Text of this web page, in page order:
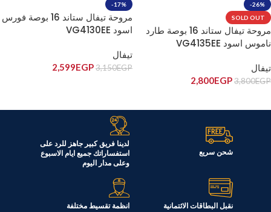
-26%
SOLD OUT
مروحة تيفال ستاند 16 بوصة طارد
ناموس اسود VG4135EE
تيفال
3,800EGP
2,800EGP
-17%
مروحة تيفال ستاند 16 بوصة فورس
اسود VG4130EE
تيفال
3,150EGP
2,599EGP
شحن سريع
لدينا فريق كبير جاهز للرد على
استفساراتك جميع ايام الاسبوع
وعلى مدار اليوم
نقبل البطاقات الائتمانية انظمة تقسيط مختلفة